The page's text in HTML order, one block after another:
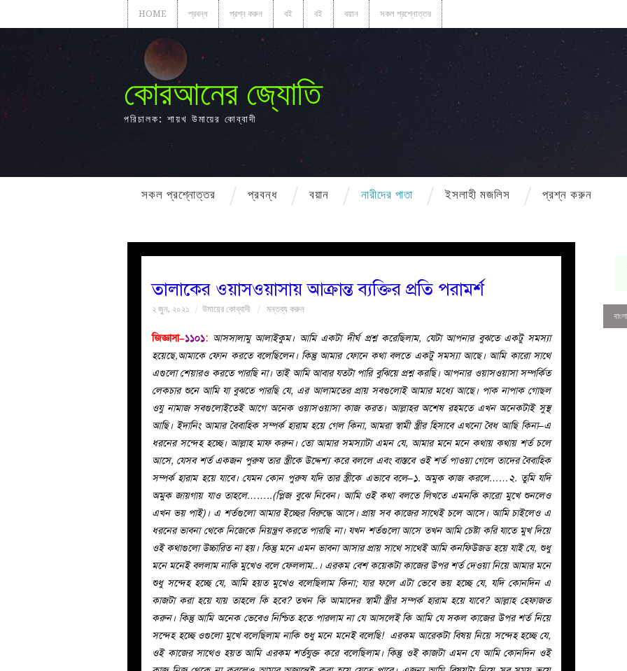
HOME প্রবন্ধ প্রশ্ন করুন বই বই বয়ান সকল প্রশ্নোত্তর
কোরআনের জ্যোতি
পরিচালক: শায়খ উমায়ের কোব্বাদী
সকল প্রশ্নোত্তর প্রবন্ধ বয়ান নারীদের পাতা ইসলাহী মজলিস প্রশ্ন করুন
তালাকের ওয়াসওয়াসায় আক্রান্ত ব্যক্তির প্রতি পরামর্শ
২ জুন, ২০২১ উমায়ের কোব্বাদী মন্তব্য করুন
জিজ্ঞাসা–১১০১: আসসালামু আলাইকুম। আমি একটা দীর্ঘ প্রশ্ন করেছিলাম, যেটা আপনার বুঝতে একটু সমস্যা
হয়েছে,আমাকে ফোন করতে বলেছিলেন। কিন্তু আমার ফোনে কথা বলতে একটু সমস্যা আছে। আমি কারো সাথে
এগুলো শেয়ারও করতে পারছি না। তাই আমি আবার যতটা পারি বুঝিয়ে প্রশ্ন করছি। আপনার ওয়াসওয়াসা সম্পর্কিত
লেকচার শুনে আমি যা বুঝতে পারছি যে, এর আলামতের প্রায় সবগুলোই আমার মধ্যে আছে। পাক নাপাক গোছল
ওযু নামাজ সবগুলোইতেই আগে অনেক ওয়াসওয়াসা কাজ করত। আল্লাহর অশেষ রহমতে এখন অনেকটাই সুস্থ
আছি। ইদানিং আমার বৈবাহিক সম্পর্ক হারাম হয়ে গেল কিনা, আমরা স্বামী স্ত্রীর হিসাবে এখনো বৈধ আছি কিনা–এ
ধরনের সন্দেহ হচ্ছে। আল্লাহ মাফ করুন। তো আমার সমস্যাটা এমন যে, আমার মনে মনে কথায় কথায় শর্ত চলে
আসে, যেসব শর্ত একজন পুরুষ তার স্ত্রীকে উদ্দেশ্য করে বললে এবং বাস্তবে ওই শর্ত পাওয়া গেলে তাদের বৈবাহিক
সম্পর্ক হারাম হয়ে যাবে। যেমন কোন পুরুষ যদি তার স্ত্রীকে এভাবে বলে–১. অমুক কাজ করলে……২. তুমি যদি
অমুক জায়গায় যাও তাহলে……..(প্লিজ বুঝে নিবেন। আমি ওই কথা বলতে লিখতে এমনকি কারো মুখে শুনলেও
এখন ভয় পাই)। এ শর্তগুলো আমার ইচ্ছের বিরুদ্ধে আসে। প্রায় সব কাজের সাথেই চলে আসে। আমি চাইলেও এ
ধরনের ভাবনা থেকে নিজেকে নিয়ন্ত্রণ করতে পারছি না। যখন শর্তগুলো আসে তখন আমি চেষ্টা করি যাতে মুখ দিয়ে
ওই কথাগুলো উচ্চারিত না হয়। কিন্তু মনে এমন ভাবনা আসার প্রায় সাথে সাথেই আমি কনফিউজড হয়ে যাই যে, শুধু
মনে মনেই বললাম নাকি মুখেও বলে ফেললাম..। এরকম বেশ কয়েকটা কাজের উপর শর্ত দেওয়া নিয়ে আমার মনে
শুধু সন্দেহ হচ্ছে যে, আমি হয়ত মুখেও বলেছিলাম কিনা; যার ফলে এটা ভেবে ভয় হচ্ছে যে, যদি কোনদিন এ
কাজটা করা হয়ে যায় তাহলে কি হবে? তখন কি আমাদের স্বামী স্ত্রীর সম্পর্ক হারাম হয়ে যাবে? আল্লাহ হেফাজত
করুন। কিন্তু আমি অনেক ভেবেও নিশ্চিত হতে পারলাম না যে আসলেই কি আমি যে সকল কাজের উপর শর্ত নিয়ে
সন্দেহ হচ্ছে ওগুলো মুখে বলেছিলাম নাকি শুধু মনে মনেই বলেছি! এরকম আরেকটা বিষয় নিয়ে সন্দেহ হচ্ছে যে,
ওই কাজের সাথেও হয়ত আমি এরকম শর্তযুক্ত করে বলেছিলাম। কিন্তু ওই কাজটা এমন যে আমি কোনদিন ওই